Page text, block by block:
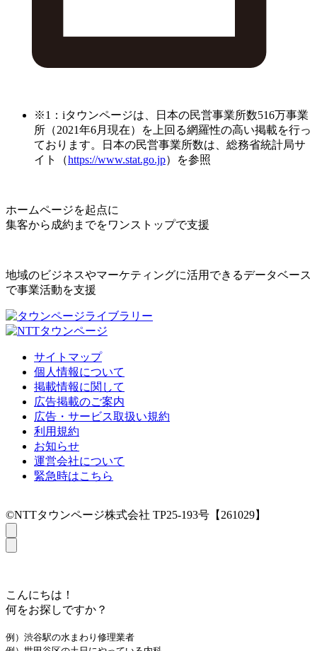
※1：iタウンページは、日本の民営事業所数516万事業
所（2021年6月現在）を上回る網羅性の高い掲載を行っ
ております。日本の民営事業所数は、総務省統計局サ
イト（https://www.stat.go.jp）を参照
ホームページを起点に
集客から成約までをワンストップで支援
地域のビジネスやマーケティングに活用できるデータベース
で事業活動を支援
サイトマップ
個人情報について
掲載情報に関して
広告掲載のご案内
広告・サービス取扱い規約
利用規約
お知らせ
運営会社について
緊急時はこちら
©NTTタウンページ株式会社 TP25-193号【261029】
こんにちは！
何をお探しですか？
例）渋谷駅の水まわり修理業者